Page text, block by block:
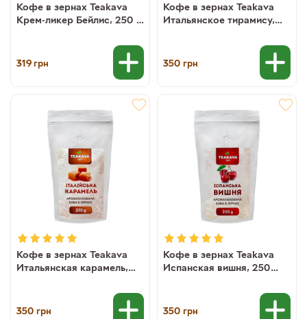
Кофе в зернах Teakava
Крем-ликер Бейлис, 250 г
319грн
Кофе в зернах Teakava
Итальянское тирамису,
350 грн
Кофе в зернах Teakava
Итальянская карамель,
350 грн
Кофе в зернах Teakava
Испанская вишня, 250
350 грн